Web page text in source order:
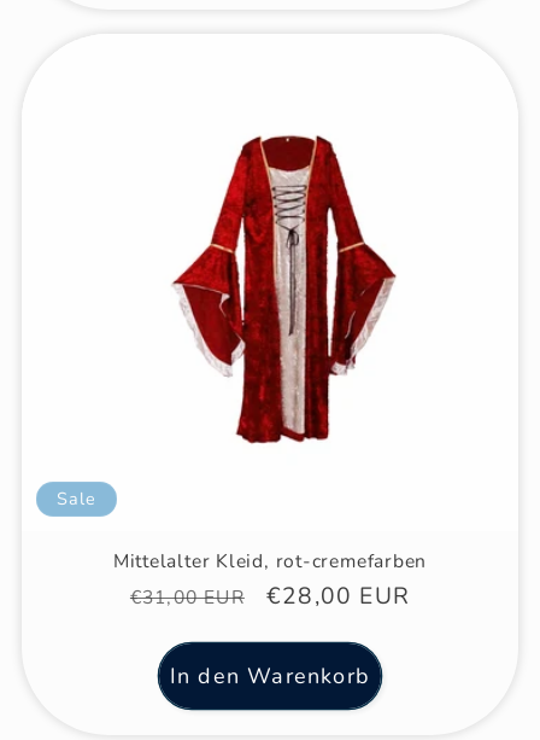
Sale
Mittelalter Kleid, rot-cremefarben
Normaler
€31,00 EUR Verkaufspreis
€28,00 EUR
In den Warenkorb